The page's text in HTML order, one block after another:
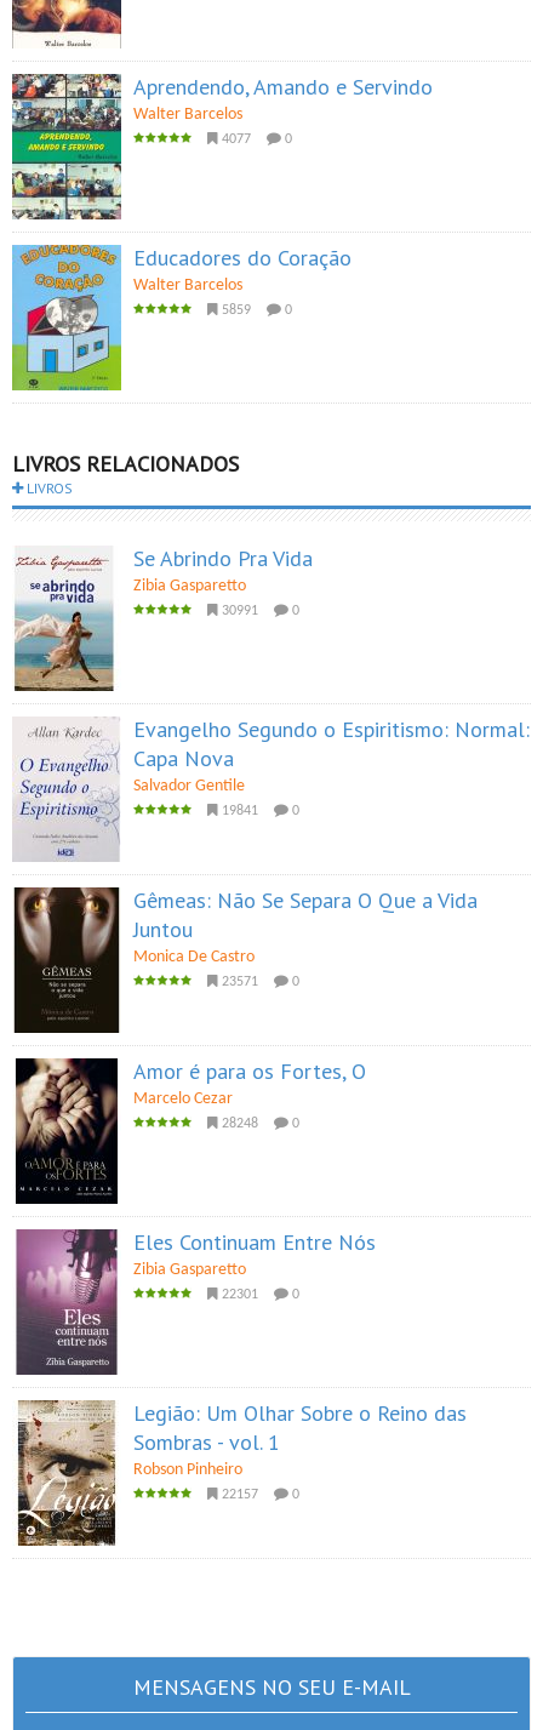
Aprendendo, Amando e Servindo
Walter Barcelos
4077 0
Educadores do Coração
Walter Barcelos
5859 0
LIVROS RELACIONADOS
LIVROS
Se Abrindo Pra Vida
Zibia Gasparetto
30991 0
Evangelho Segundo o Espiritismo: Normal:
Capa Nova
Salvador Gentile
19841 0
Gêmeas: Não Se Separa O Que a Vida
Juntou
Monica De Castro
23571 0
Amor é para os Fortes, O
Marcelo Cezar
28248 0
Eles Continuam Entre Nós
Zibia Gasparetto
22301 0
Legião: Um Olhar Sobre o Reino das
Sombras - vol. 1
Robson Pinheiro
22157 0
MENSAGENS NO SEU E-MAIL